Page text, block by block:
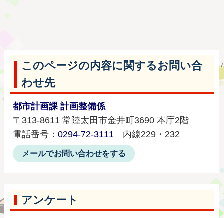
このページの内容に関するお問い合
わせ先
都市計画課 計画整備係
〒313-8611 常陸太田市金井町3690 本庁2階
電話番号： 0294-72-3111内線229・232
メールでお問い合わせをする
アンケート